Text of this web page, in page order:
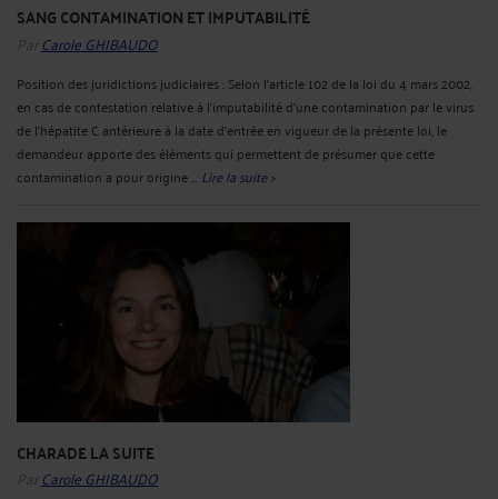
SANG CONTAMINATION ET IMPUTABILITÉ
Par Carole GHIBAUDO
Position des juridictions judiciaires : Selon l'article 102 de la loi du 4 mars 2002,
en cas de contestation relative à l'imputabilité d'une contamination par le virus
de l'hépatite C antérieure à la date d'entrée en vigueur de la présente loi, le
demandeur apporte des éléments qui permettent de présumer que cette
contamination a pour origine ... Lire la suite >
CHARADE LA SUITE
Par Carole GHIBAUDO